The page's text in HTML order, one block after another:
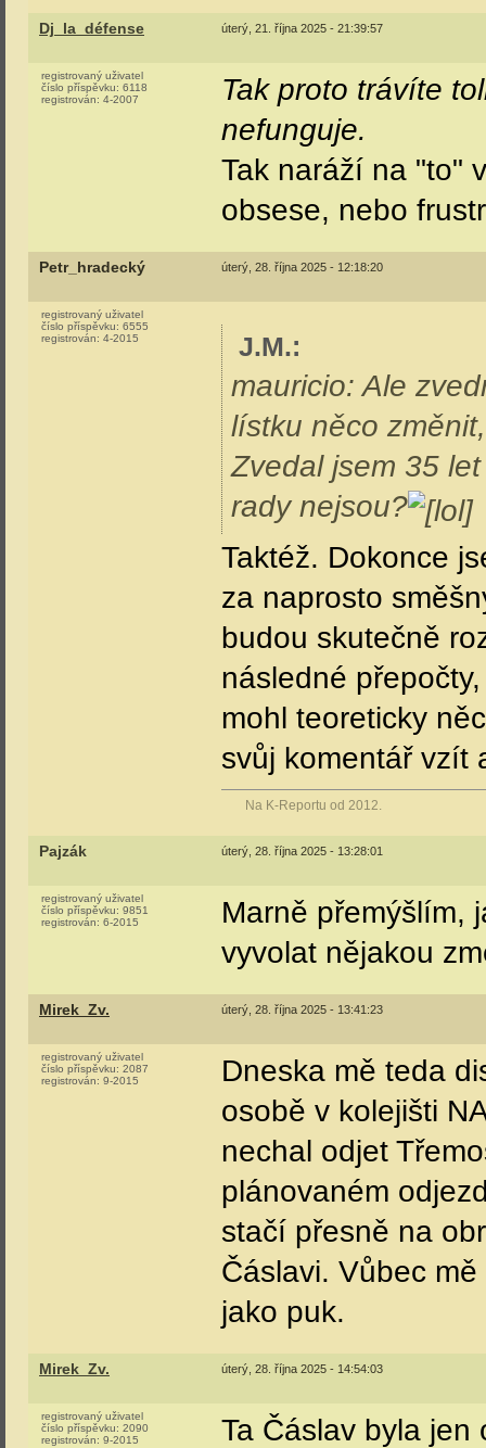
Dj_la_défense úterý, 21. října 2025 - 21:39:57
registrovaný uživatel
číslo příspěvku: 6118
registrován: 4-2007
Tak proto trávíte
nefunguje.
Tak naráží na "to"
obsese, nebo
Petr_hradecký úterý, 28. října 2025 - 12:18:20
registrovaný uživatel
číslo příspěvku: 6555
registrován: 4-2015 J.M.:
mauricio: Ale
lístku něco
Zvedal jsem 35
rady nejsou?
Taktéž. Dokonce
za naprosto
budou skutečně
následné
mohl teoreticky
svůj komentář vzít
Na K-Reportu od 2012.
Pajzák úterý, 28. října 2025 - 13:28:01
registrovaný uživatel
číslo příspěvku: 9851
registrován: 6-2015
Marně přemýšlím,
vyvolat nějakou
Mirek_Zv. úterý, 28. října 2025 - 13:41:23
registrovaný uživatel
číslo příspěvku: 2087
registrován: 9-2015
Dneska mě teda
osobě v kolejišti
nechal odjet
plánovaném
stačí přesně na
Čáslavi. Vůbec
jako puk.
Mirek_Zv. úterý, 28. října 2025 - 14:54:03
registrovaný uživatel
číslo příspěvku: 2090
registrován: 9-2015
Ta Čáslav byla jen